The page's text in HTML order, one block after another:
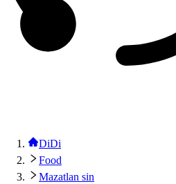
DiDi
Food
Mazatlan sin